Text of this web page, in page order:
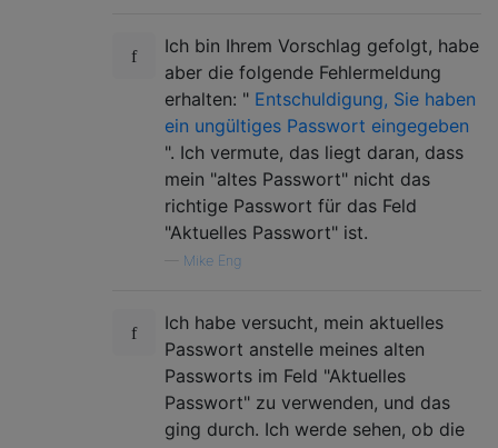
Ich bin Ihrem Vorschlag gefolgt, habe
aber die folgende Fehlermeldung
erhalten: " Entschuldigung, Sie haben
ein ungültiges Passwort eingegeben
". Ich vermute, das liegt daran, dass
mein "altes Passwort" nicht das
richtige Passwort für das Feld
"Aktuelles Passwort" ist.
Mike Eng
Ich habe versucht, mein aktuelles
Passwort anstelle meines alten
Passworts im Feld "Aktuelles
Passwort" zu verwenden, und das
ging durch. Ich werde sehen, ob die